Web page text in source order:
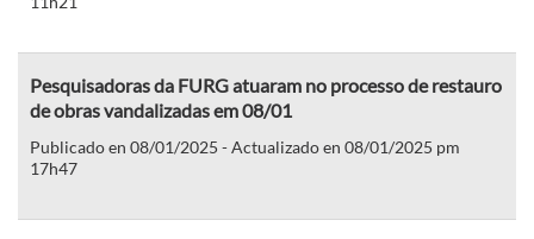
Pesquisadoras da FURG atuaram no processo de restauro
de obras vandalizadas em 08/01
Publicado en 08/01/2025 - Actualizado en 08/01/2025 pm
17h47